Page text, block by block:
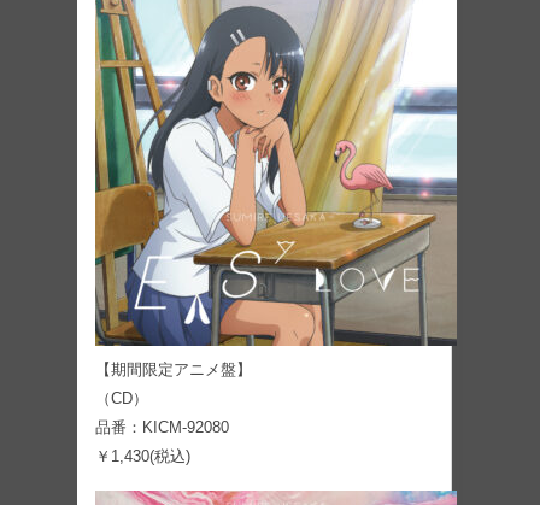
【期間限定アニメ盤】
（CD）
品番：KICM-92080
￥1,430(税込)